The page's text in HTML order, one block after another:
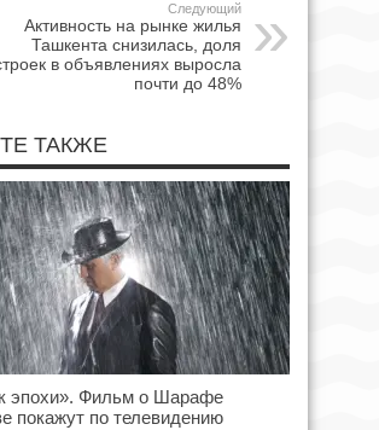
Следующий
Активность на рынке жилья
Ташкента снизилась, доля
в объявлениях выросла
почти до 48%
ТАКЖЕ
эпохи». Фильм о Шарафе
покажут по телевидению